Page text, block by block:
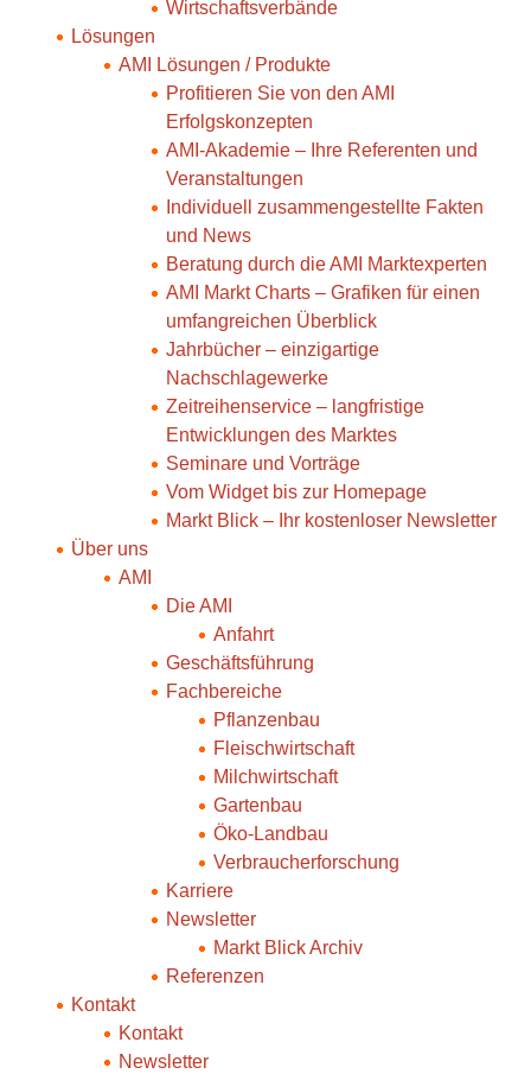
Wirtschaftsverbände
Lösungen
AMI Lösungen / Produkte
Profitieren Sie von den AMI
Erfolgskonzepten
AMI-Akademie – Ihre Referenten und
Veranstaltungen
Individuell zusammengestellte Fakten
und News
Beratung durch die AMI Marktexperten
AMI Markt Charts – Grafiken für einen
umfangreichen Überblick
Jahrbücher – einzigartige
Nachschlagewerke
Zeitreihenservice – langfristige
Entwicklungen des Marktes
Seminare und Vorträge
Vom Widget bis zur Homepage
Markt Blick – Ihr kostenloser Newsletter
Über uns
AMI
Die AMI
Anfahrt
Geschäftsführung
Fachbereiche
Pflanzenbau
Fleischwirtschaft
Milchwirtschaft
Gartenbau
Öko-Landbau
Verbraucherforschung
Karriere
Newsletter
Markt Blick Archiv
Referenzen
Kontakt
Kontakt
Newsletter